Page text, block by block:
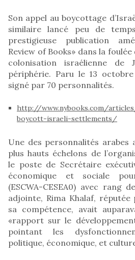
Son appel au boycottage
similaire lancé peu de
prestigieuse publication
Review of Books» dans la
colonisation israélienne de
périphérie. Paru le 13
signé par 70 personnalités.
http://www.nybooks.com/
boycott-israeli-settlements/
Une des personnalités arabes
plus hauts échelons de
le poste de Secrétaire
économique et sociale
(ESCWA-CESEA0) avec rang
adjointe, Rima Khalaf,
sa compétence, avait
«rapport sur le
pointant les
politique, économique, et